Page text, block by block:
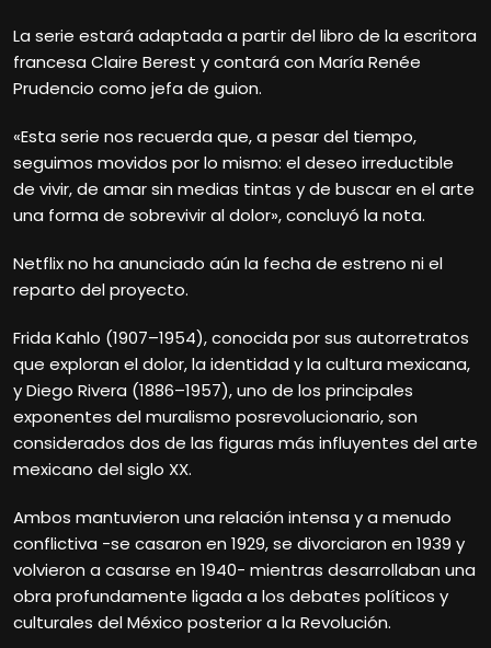
La serie estará adaptada a partir del libro de la escritora
francesa Claire Berest y contará con María Renée
Prudencio como jefa de guion.
«Esta serie nos recuerda que, a pesar del tiempo,
seguimos movidos por lo mismo: el deseo irreductible
de vivir, de amar sin medias tintas y de buscar en el arte
una forma de sobrevivir al dolor», concluyó la nota.
Netflix no ha anunciado aún la fecha de estreno ni el
reparto del proyecto.
Frida Kahlo (1907–1954), conocida por sus autorretratos
que exploran el dolor, la identidad y la cultura mexicana,
y Diego Rivera (1886–1957), uno de los principales
exponentes del muralismo posrevolucionario, son
considerados dos de las figuras más influyentes del arte
mexicano del siglo XX.
Ambos mantuvieron una relación intensa y a menudo
conflictiva -se casaron en 1929, se divorciaron en 1939 y
volvieron a casarse en 1940- mientras desarrollaban una
obra profundamente ligada a los debates políticos y
culturales del México posterior a la Revolución.